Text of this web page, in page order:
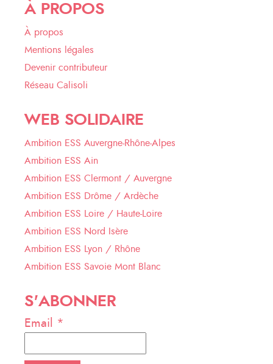
À PROPOS
À propos
Mentions légales
Devenir contributeur
Réseau Calisoli
WEB SOLIDAIRE
Ambition ESS Auvergne-Rhône-Alpes
Ambition ESS Ain
Ambition ESS Clermont / Auvergne
Ambition ESS Drôme / Ardèche
Ambition ESS Loire / Haute-Loire
Ambition ESS Nord Isère
Ambition ESS Lyon / Rhône
Ambition ESS Savoie Mont Blanc
S'ABONNER
Email *